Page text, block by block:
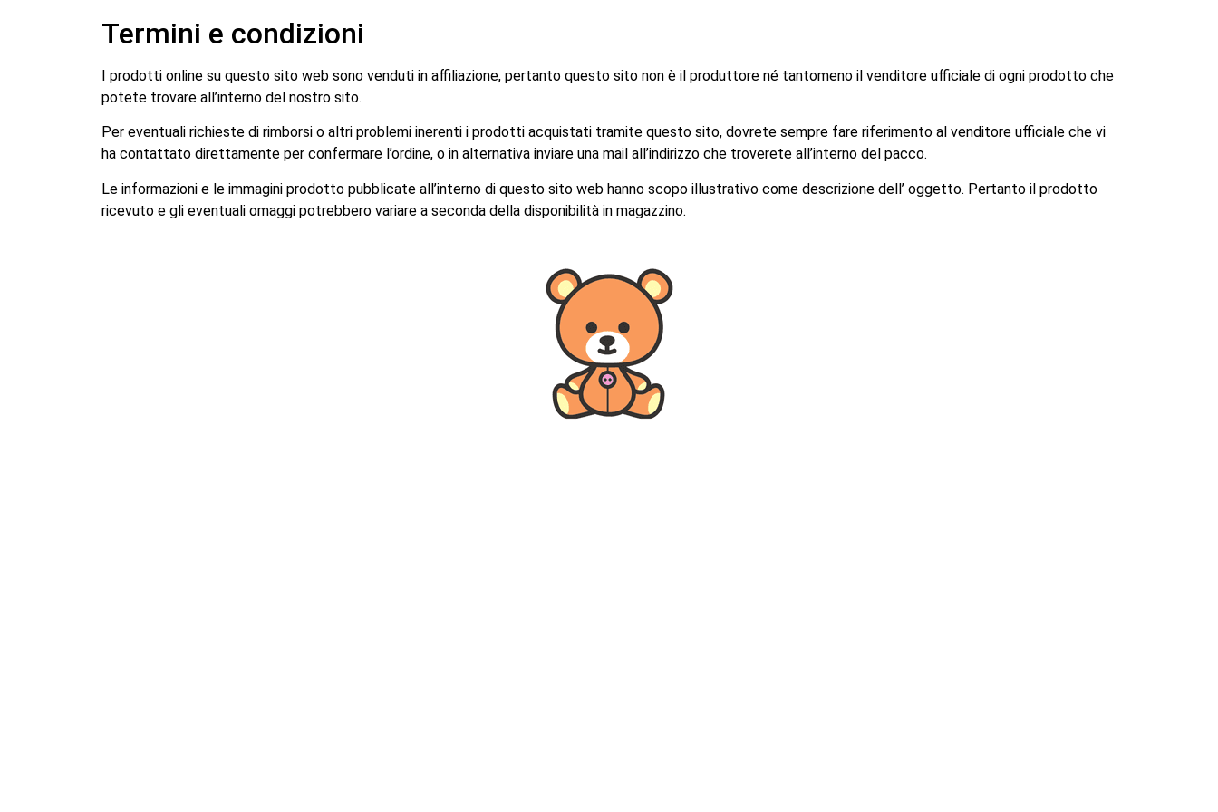
Termini e condizioni
I prodotti online su questo sito web sono venduti in affiliazione, pertanto questo sito non è il produttore né tantomeno il venditore ufficiale di ogni prodotto che
potete trovare all’interno del nostro sito.
Per eventuali richieste di rimborsi o altri problemi inerenti i prodotti acquistati tramite questo sito, dovrete sempre fare riferimento al venditore ufficiale che vi
ha contattato direttamente per confermare l’ordine, o in alternativa inviare una mail all’indirizzo che troverete all’interno del pacco.
Le informazioni e le immagini prodotto pubblicate all’interno di questo sito web hanno scopo illustrativo come descrizione dell’ oggetto. Pertanto il prodotto
ricevuto e gli eventuali omaggi potrebbero variare a seconda della disponibilità in magazzino.